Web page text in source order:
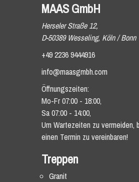
MAAS GmbH
Herseler Straße 12,
D-50389 Wesseling, Köln / Bonn
+49 2236 9444916
info@maasgmbh.com
Öffnungszeiten:
Mo-Fr 07:00 - 18:00,
Sa 07:00 - 14:00,
Um Wartezeiten zu vermeiden,
einen Termin zu vereinbaren!
Treppen
Granit